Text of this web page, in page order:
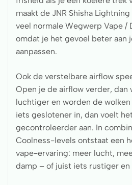
maakt de JNR Shisha
veel normale Wegwerp Vape /
omdat je het gevoel beter aan
aanpassen.
Ook de verstelbare airflow
Open je de airflow verder, dan
luchtiger en worden de
iets geslotener in, dan voelt
gecontroleerder aan. In
Coolness-levels ontstaat een
vape-ervaring: meer lucht,
damp – of juist iets rustiger en